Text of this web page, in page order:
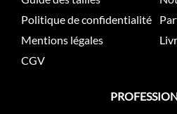
Politique de confidentialité
Mentions légales
CGV